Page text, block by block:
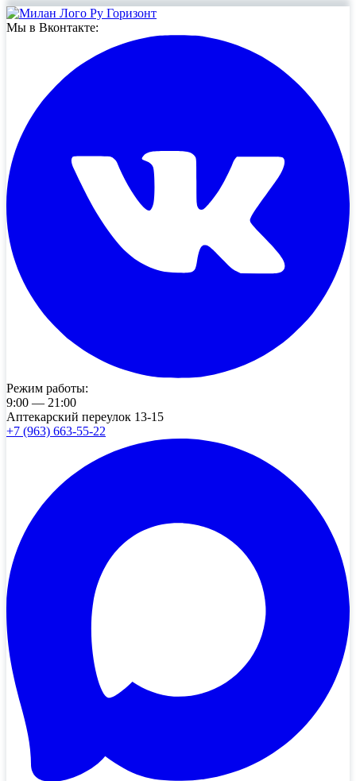
Мы в Вконтакте:
Режим работы:
9:00 — 21:00
Аптекарский переулок 13-15
+7 (963) 663-55-22